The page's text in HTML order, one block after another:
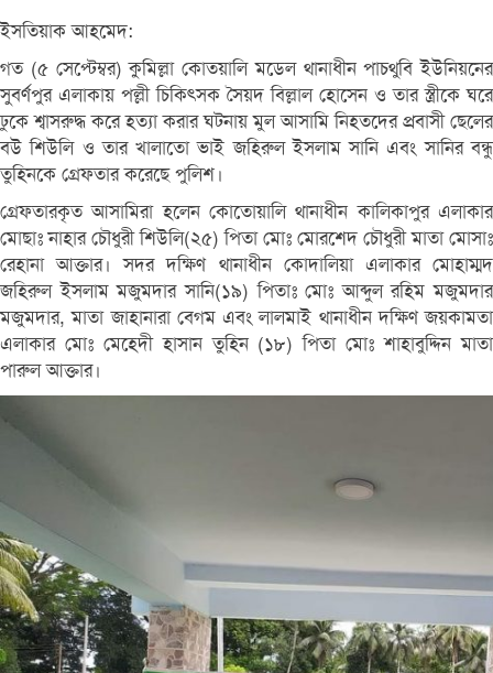
ইসতিয়াক আহমেদ:
গত (৫ সেপ্টেম্বর) কুমিল্লা কোতয়ালি মডেল থানাধীন পাচথুবি ইউনিয়নের
সুবর্ণপুর এলাকায় পল্লী চিকিৎসক সৈয়দ বিল্লাল হোসেন ও তার স্ত্রীকে ঘরে
ঢুকে শ্বাসরুদ্ধ করে হত্যা করার ঘটনায় মুল আসামি নিহতদের প্রবাসী ছেলের
বউ শিউলি ও তার খালাতো ভাই জহিরুল ইসলাম সানি এবং সানির বন্ধু
তুহিনকে গ্রেফতার করেছে পুলিশ।
গ্রেফতারকৃত আসামিরা হলেন কোতোয়ালি থানাধীন কালিকাপুর এলাকার
মোছাঃ নাহার চৌধুরী শিউলি(২৫) পিতা মোঃ মোরশেদ চৌধুরী মাতা মোসাঃ
রেহানা আক্তার। সদর দক্ষিণ থানাধীন কোদালিয়া এলাকার মোহাম্মদ
জহিরুল ইসলাম মজুমদার সানি(১৯) পিতাঃ মোঃ আব্দুল রহিম মজুমদার
মজুমদার, মাতা জাহানারা বেগম এবং লালমাই থানাধীন দক্ষিণ জয়কামতা
এলাকার মোঃ মেহেদী হাসান তুহিন (১৮) পিতা মোঃ শাহাবুদ্দিন মাতা
পারুল আক্তার।